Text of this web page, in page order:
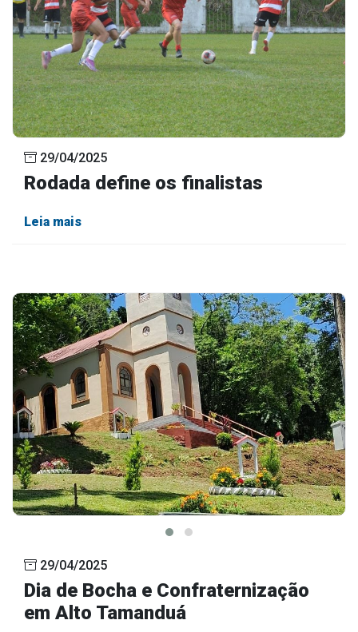
29/04/2025
Rodada define os finalistas
Leia mais
29/04/2025
Dia de Bocha e Confraternização
em Alto Tamanduá